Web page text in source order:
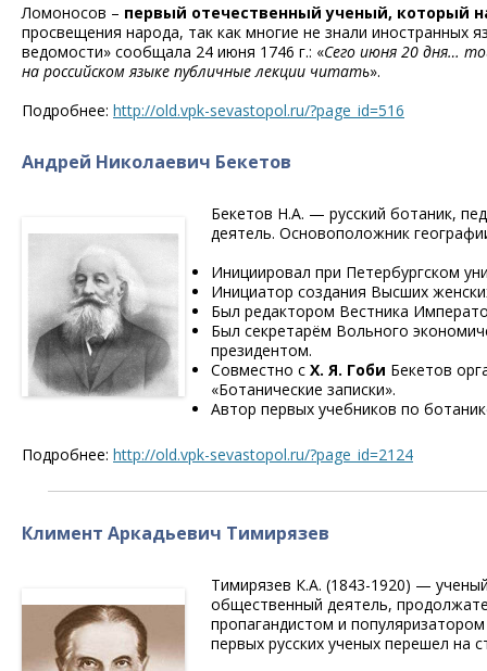
Ломоносов – первый отечественный ученый, который
просвещения народа, так как многие не знали иностранных
ведомости» сообщала 24 июня 1746 г.: «Сего июня 20 дня…
на российском языке публичные лекции читать».
Подробнее: http://old.vpk-sevastopol.ru/?page_id=516
Андрей Николаевич Бекетов
Бекетов Н.А. — русский ботаник,
деятель. Основоположник
Инициировал при Петербургском
Инициатор создания Высших
Был редактором Вестника
Был секретарём Вольного
президентом.
Совместно с Х. Я. Гоби Бекетов
«Ботанические записки».
Автор первых учебников по
Подробнее: http://old.vpk-sevastopol.ru/?page_id=2124
Климент Аркадьевич Тимирязев
Тимирязев К.А. (1843-1920) —
общественный деятель,
пропагандистом и
первых русских ученых перешел на